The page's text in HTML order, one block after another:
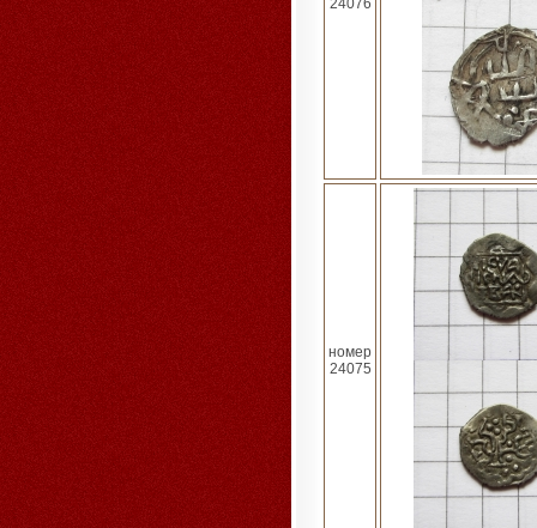
24076
номер
24075